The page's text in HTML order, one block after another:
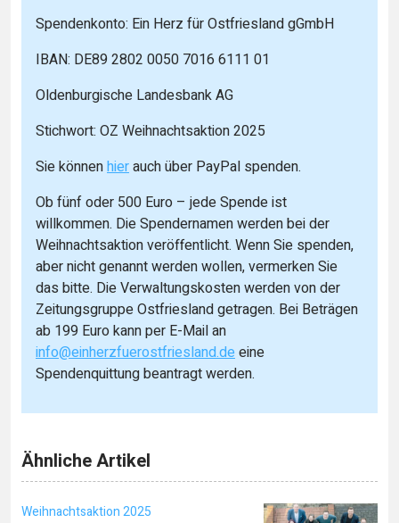
Spendenkonto: Ein Herz für Ostfriesland gGmbH
IBAN: DE89 2802 0050 7016 6111 01
Oldenburgische Landesbank AG
Stichwort: OZ Weihnachtsaktion 2025
Sie könnenhierauch über PayPal spenden.
Ob fünf oder 500 Euro – jede Spende ist
willkommen. Die Spendernamen werden bei der
Weihnachtsaktion veröffentlicht. Wenn Sie spenden,
aber nicht genannt werden wollen, vermerken Sie
das bitte. Die Verwaltungskosten werden von der
Zeitungsgruppe Ostfriesland getragen. Bei Beträgen
ab 199 Euro kann per E-Mail an
info@einherzfuerostfriesland.de eine
Spendenquittung beantragt werden.
Ähnliche Artikel
Weihnachtsaktion 2025